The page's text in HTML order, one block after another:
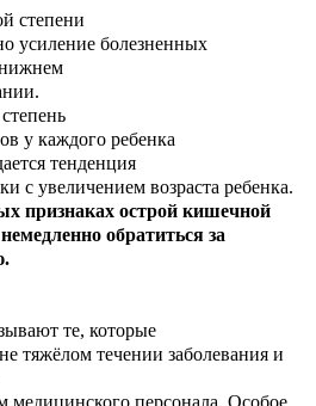
степени
усиление болезненных
у каждого ребенка
тенденция
с увеличением возраста ребенка.
признаках острой кишечной
обратиться за
те, которые
тяжёлом течении заболевания и
медицинского персонала. Особое